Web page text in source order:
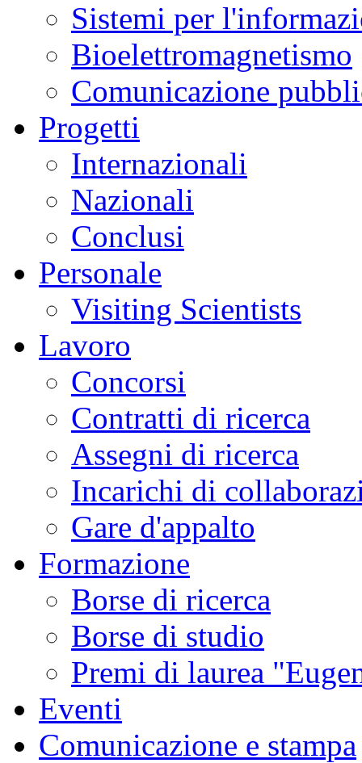
Sistemi per
Bioelettromagnetismo
Comunicazione
Progetti
Internazionali
Nazionali
Conclusi
Personale
Visiting Scientists
Lavoro
Concorsi
Contratti di ricerca
Assegni di ricerca
Incarichi di
Gare d'appalto
Formazione
Borse di ricerca
Borse di studio
Premi di laurea
Eventi
Comunicazione e stampa